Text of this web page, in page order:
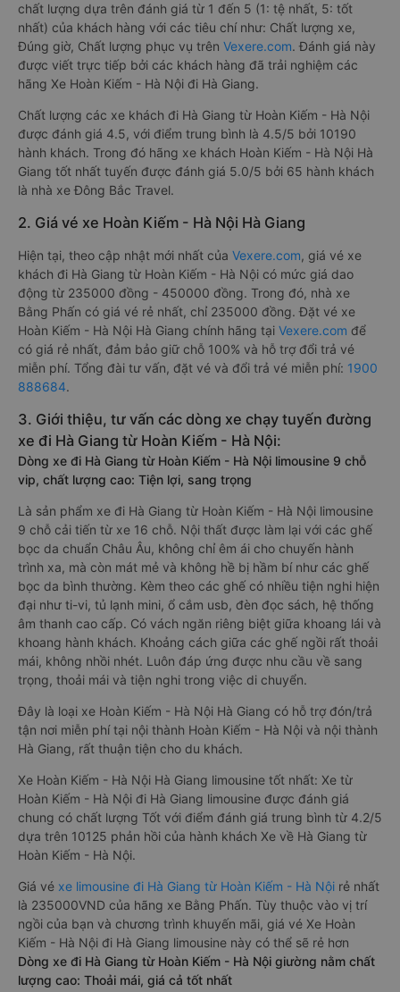
chất lượng dựa trên đánh giá từ 1 đến 5 (1: tệ nhất, 5: tốt
nhất) của khách hàng với các tiêu chí như: Chất lượng xe,
Đúng giờ, Chất lượng phục vụ trên Vexere.com. Đánh giá này
được viết trực tiếp bởi các khách hàng đã trải nghiệm các
hãng Xe Hoàn Kiếm - Hà Nội đi Hà Giang.
Chất lượng các xe khách đi Hà Giang từ Hoàn Kiếm - Hà Nội
được đánh giá 4.5, với điểm trung bình là 4.5/5 bởi 10190
hành khách. Trong đó hãng xe khách Hoàn Kiếm - Hà Nội Hà
Giang tốt nhất tuyến được đánh giá 5.0/5 bởi 65 hành khách
là nhà xe Đông Bắc Travel.
2. Giá vé xe Hoàn Kiếm - Hà Nội Hà Giang
Hiện tại, theo cập nhật mới nhất của Vexere.com, giá vé xe
khách đi Hà Giang từ Hoàn Kiếm - Hà Nội có mức giá dao
động từ 235000 đồng - 450000 đồng. Trong đó, nhà xe
Bằng Phấn có giá vé rẻ nhất, chỉ 235000 đồng. Đặt vé xe
Hoàn Kiếm - Hà Nội Hà Giang chính hãng tại Vexere.com để
có giá rẻ nhất, đảm bảo giữ chỗ 100% và hỗ trợ đổi trả vé
miễn phí. Tổng đài tư vấn, đặt vé và đổi trả vé miễn phí: 1900
888684.
3. Giới thiệu, tư vấn các dòng xe chạy tuyến đường
xe đi Hà Giang từ Hoàn Kiếm - Hà Nội:
Dòng xe đi Hà Giang từ Hoàn Kiếm - Hà Nội limousine 9 chỗ
vip, chất lượng cao: Tiện lợi, sang trọng
Là sản phẩm xe đi Hà Giang từ Hoàn Kiếm - Hà Nội limousine
9 chỗ cải tiến từ xe 16 chỗ. Nội thất được làm lại với các ghế
bọc da chuẩn Châu Âu, không chỉ êm ái cho chuyến hành
trình xa, mà còn mát mẻ và không hề bị hầm bí như các ghế
bọc da bình thường. Kèm theo các ghế có nhiều tiện nghi hiện
đại như ti-vi, tủ lạnh mini, ổ cắm usb, đèn đọc sách, hệ thống
âm thanh cao cấp. Có vách ngăn riêng biệt giữa khoang lái và
khoang hành khách. Khoảng cách giữa các ghế ngồi rất thoải
mái, không nhồi nhét. Luôn đáp ứng được nhu cầu về sang
trọng, thoải mái và tiện nghi trong việc di chuyển.
Đây là loại xe Hoàn Kiếm - Hà Nội Hà Giang có hỗ trợ đón/trả
tận nơi miễn phí tại nội thành Hoàn Kiếm - Hà Nội và nội thành
Hà Giang, rất thuận tiện cho du khách.
Xe Hoàn Kiếm - Hà Nội Hà Giang limousine tốt nhất: Xe từ
Hoàn Kiếm - Hà Nội đi Hà Giang limousine được đánh giá
chung có chất lượng Tốt với điểm đánh giá trung bình từ 4.2/5
dựa trên 10125 phản hồi của hành khách Xe về Hà Giang từ
Hoàn Kiếm - Hà Nội.
Giá vé xe limousine đi Hà Giang từ Hoàn Kiếm - Hà Nội rẻ nhất
là 235000VND của hãng xe Bằng Phấn. Tùy thuộc vào vị trí
ngồi của bạn và chương trình khuyến mãi, giá vé Xe Hoàn
Kiếm - Hà Nội đi Hà Giang limousine này có thể sẽ rẻ hơn
Dòng xe đi Hà Giang từ Hoàn Kiếm - Hà Nội giường nằm chất
lượng cao: Thoải mái, giá cả tốt nhất